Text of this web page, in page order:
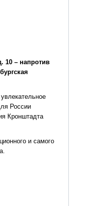
10 – напротив
России
Кронштадта
и самого